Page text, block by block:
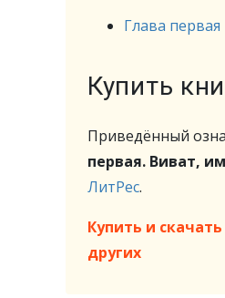
Глава первая
Купить
Приведённый
первая. Виват,
ЛитРес.
Купить и
других